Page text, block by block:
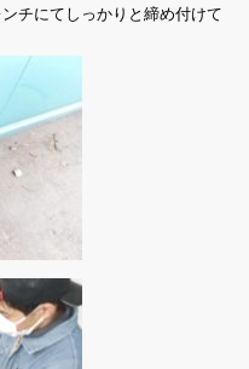
チにてしっかりと締め付けて